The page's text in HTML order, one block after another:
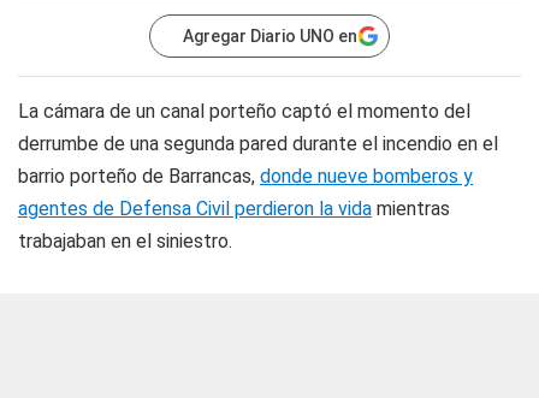
Agregar Diario UNO en
La cámara de un canal porteño captó el momento del
derrumbe de una segunda pared durante el incendio en el
barrio porteño de Barrancas, donde nueve bomberos y
agentes de Defensa Civil perdieron la vida mientras
trabajaban en el siniestro.